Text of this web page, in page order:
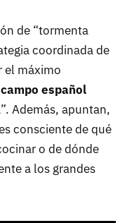
de “tormenta
coordinada de
el máximo
español
Además, apuntan,
consciente de qué
o de dónde
a los grandes